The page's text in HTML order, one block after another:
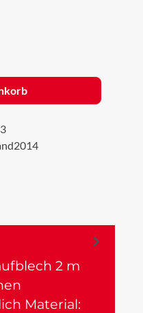
gewünschten
2 m
Material: